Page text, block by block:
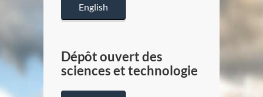
English
Dépôt ouvert des
sciences et technologie